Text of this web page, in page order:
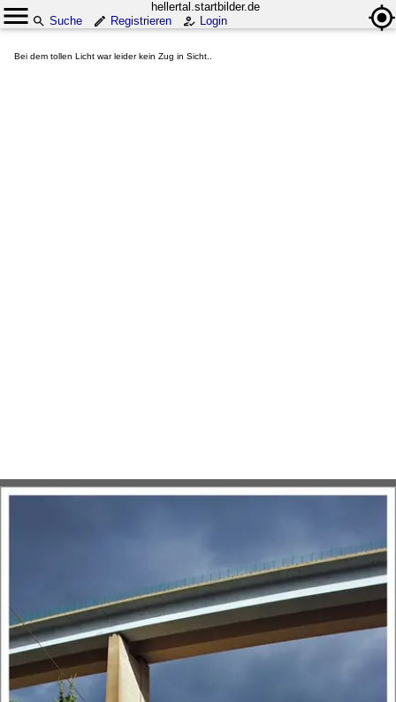
hellertal.startbilder.de
Suche
Registrieren Login
Bei dem tollen Licht war leider kein Zug in Sicht..